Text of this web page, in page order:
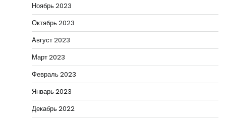
Ноябрь 2023
Октябрь 2023
Август 2023
Март 2023
Февраль 2023
Январь 2023
Декабрь 2022